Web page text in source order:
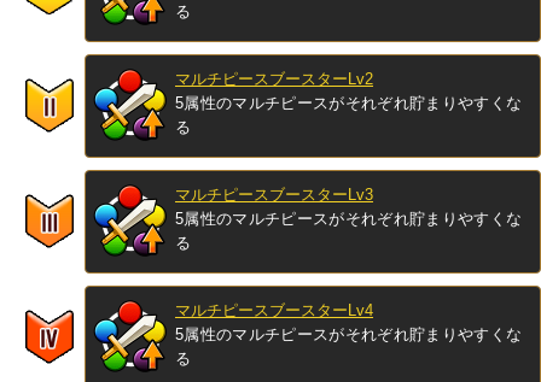
る
マルチピースブースターLv2
5属性のマルチピースがそれぞれ貯まりやすくな
る
マルチピースブースターLv3
5属性のマルチピースがそれぞれ貯まりやすくな
る
マルチピースブースターLv4
5属性のマルチピースがそれぞれ貯まりやすくな
る